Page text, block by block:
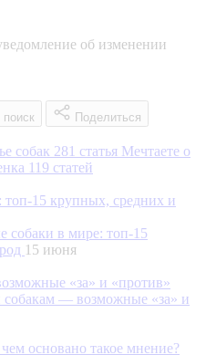
об изменении
Поделиться
собак 281 статья Мечтаете о
119 статей
собаки в мире: топ-15
15 июня
— возможные «за» и